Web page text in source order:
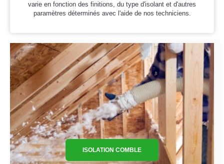
varie en fonction des finitions, du type d'isolant et d'autres
paramètres déterminés avec l'aide de nos techniciens.
ISOLATION COMBLE